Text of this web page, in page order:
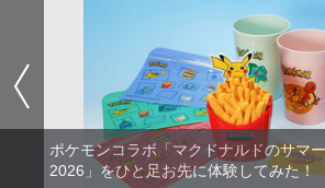
ポケモンコラボ「マクドナルドのサマ
2026」をひと足お先に体験してみた！